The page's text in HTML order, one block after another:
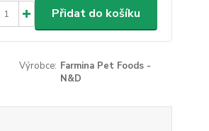
Přidat do košíku
Výrobce: Farmina Pet Foods -
N&D